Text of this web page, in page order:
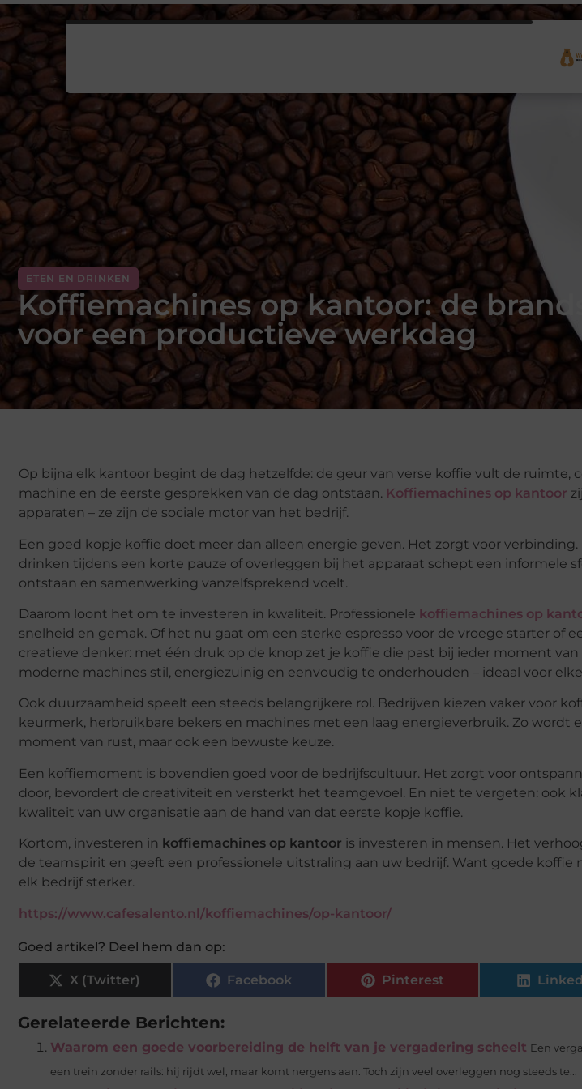
ETEN EN DRINKEN
Koffiemachines op kantoor: de
voor een productieve werkdag
Op bijna elk kantoor begint de dag hetzelfde: de geur van verse koffie vult de ruimte,
machine en de eerste gesprekken van de dag ontstaan. Koffiemachines op kantoor
apparaten – ze zijn de sociale motor van het bedrijf.
Een goed kopje koffie doet meer dan alleen energie geven. Het zorgt voor
drinken tijdens een korte pauze of overleggen bij het apparaat schept een informele
ontstaan en samenwerking vanzelfsprekend voelt.
Daarom loont het om te investeren in kwaliteit. Professionele koffiemachines op
snelheid en gemak. Of het nu gaat om een sterke espresso voor de vroege starter of
creatieve denker: met één druk op de knop zet je koffie die past bij ieder moment van
moderne machines stil, energiezuinig en eenvoudig te onderhouden – ideaal voor
Ook duurzaamheid speelt een steeds belangrijkere rol. Bedrijven kiezen vaker voor
keurmerk, herbruikbare bekers en machines met een laag energieverbruik. Zo wordt
moment van rust, maar ook een bewuste keuze.
Een koffiemoment is bovendien goed voor de bedrijfscultuur. Het zorgt voor
door, bevordert de creativiteit en versterkt het teamgevoel. En niet te vergeten: ook
kwaliteit van uw organisatie aan de hand van dat eerste kopje koffie.
Kortom, investeren in koffiemachines op kantoor is investeren in mensen. Het
de teamspirit en geeft een professionele uitstraling aan uw bedrijf. Want goede koffie
elk bedrijf sterker.
https://www.cafesalento.nl/koffiemachines/op-kantoor/
Goed artikel? Deel hem dan op:
X (Twitter) Facebook Pinterest
Gerelateerde Berichten:
Waarom een goede voorbereiding de helft van je vergadering scheelt Een
een trein zonder rails: hij rijdt wel, maar komt nergens aan. Toch zijn veel overleggen nog steeds te...